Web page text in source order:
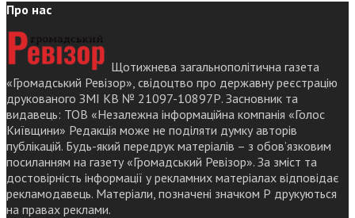
Про нас
Щотижнева загальнополітична газета
«Громадський Ревізор», свідоцтво про державну реєстрацію
друкованого ЗМІ КВ № 21097-10897Р. Засновник та
видавець: ТОВ «Незалежна інформаційна компанія «Голос
Київщини» Редакція може не поділяти думку авторів
публікацій. Будь-який передрук матеріалів – з обов’язковим
посиланням на газету «Громадський Ревізор». За зміст та
достовірність інформації у рекламних матеріалах відповідає
рекламодавець. Матеріали, позначені значком Р друкуються
на правах реклами.